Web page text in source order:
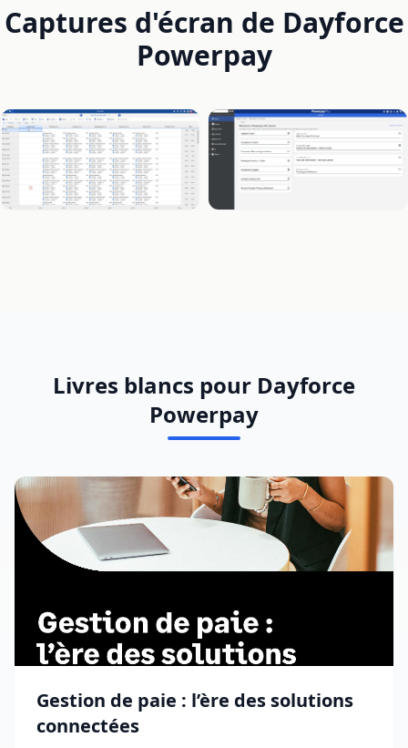
Captures d'écran de Dayforce
Powerpay
Livres blancs pour Dayforce
Powerpay
Gestion de paie : l’ère des solutions
connectées